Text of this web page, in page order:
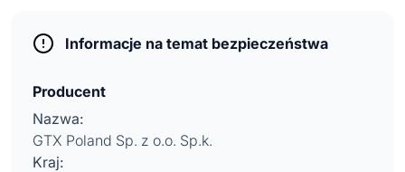
Informacje na temat bezpieczeństwa
Producent
Nazwa:
GTX Poland Sp. z o.o. Sp.k.
Kraj: